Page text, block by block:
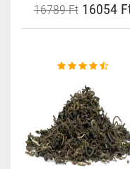
16789 Ft16054